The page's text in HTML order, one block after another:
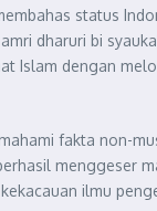
status
dharuri bi
Islam dengan
fakta non-
menggeser
ilmu